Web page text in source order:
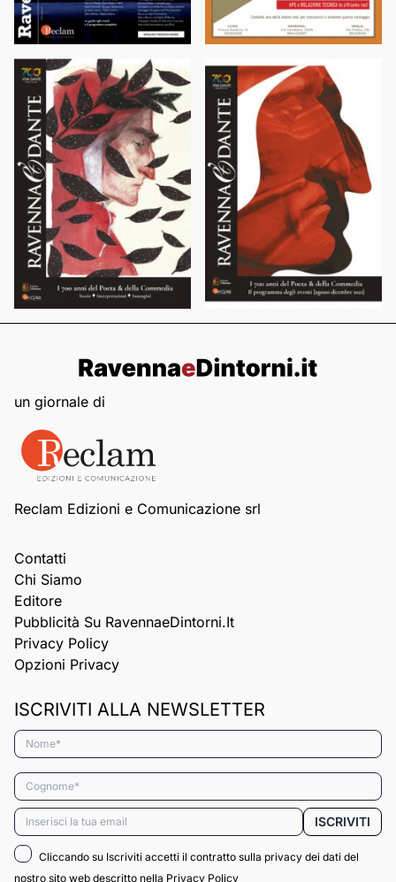
un giornale di
Reclam Edizioni e Comunicazione srl
Contatti
Chi Siamo
Editore
Pubblicità Su RavennaeDintorni.it
Privacy Policy
Opzioni Privacy
ISCRIVITI ALLA NEWSLETTER
Nome*
Cognome*
Email* ISCRIVITI
Cliccando su Iscriviti accetti il contratto sulla privacy dei dati del
nostro sito web descritto nella Privacy Policy